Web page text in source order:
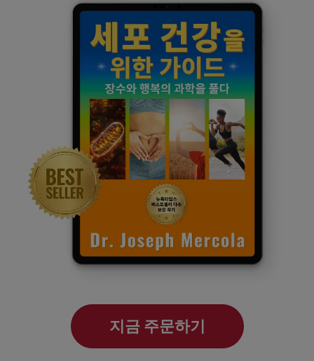
지금 주문하기